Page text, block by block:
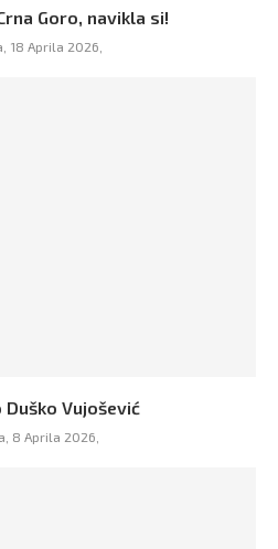
Goro, navikla si!
18 Aprila 2026,
Duško Vujošević
8 Aprila 2026,